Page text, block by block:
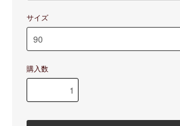
サイズ
購入数